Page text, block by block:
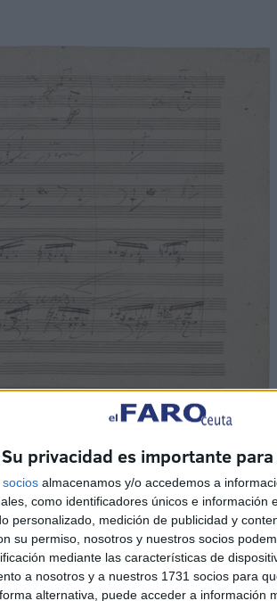
Su privacidad es importante
socios almacenamos y/o accedemos a
como identificadores únicos e información
personalizado, medición de publicidad y
su permiso, nosotros y nuestros socios
mediante las características de
a nosotros y a nuestros 1731 socios para
alternativa, puede acceder a información
que el príncipe Andréi Razumovsky fue
Habsburgo en Viena, entre 1792 y